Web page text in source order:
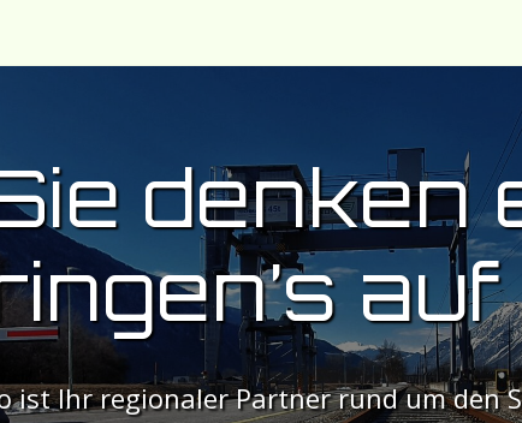
denken
ist Ihr regionaler Partner rund um den